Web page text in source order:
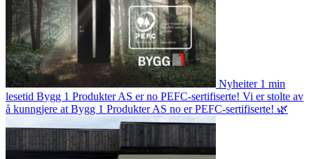
Nyheiter 1 min
lesetid Bygg 1 Produkter AS er no PEFC-sertifiserte! Vi er stolte av
å kunngjere at Bygg 1 Produkter AS no er PEFC-sertifiserte! 🌿